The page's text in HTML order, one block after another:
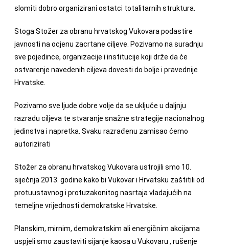
slomiti dobro organizirani ostatci totalitarnih struktura.
Stoga Stožer za obranu hrvatskog Vukovara podastire
javnosti na ocjenu zacrtane ciljeve. Pozivamo na suradnju
sve pojedince, organizacije i institucije koji drže da će
ostvarenje navedenih ciljeva dovesti do bolje i pravednije
Hrvatske.
Pozivamo sve ljude dobre volje da se uključe u daljnju
razradu ciljeva te stvaranje snažne strategije nacionalnog
jedinstva i napretka. Svaku razrađenu zamisao ćemo
autorizirati
Stožer za obranu hrvatskog Vukovara ustrojili smo 10.
siječnja 2013. godine kako bi Vukovar i Hrvatsku zaštitili od
protuustavnog i protuzakonitog nasrtaja vladajućih na
temeljne vrijednosti demokratske Hrvatske.
Planskim, mirnim, demokratskim ali energičnim akcijama
uspjeli smo zaustaviti sijanje kaosa u Vukovaru , rušenje